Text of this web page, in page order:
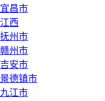
宜昌市
江西
抚州市
赣州市
吉安市
景德镇市
九江市